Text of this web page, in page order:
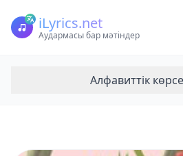
iLyrics.net
Аудармасы бар мәтіндер
Алфавиттік